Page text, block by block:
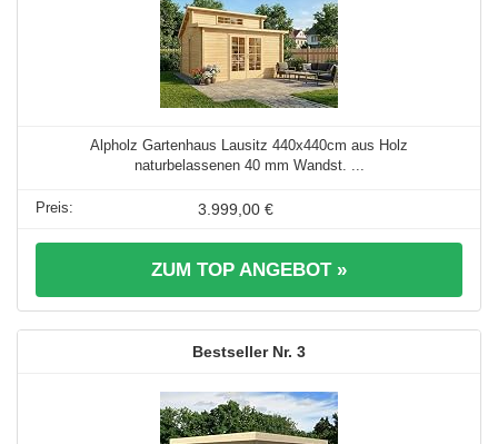
Alpholz Gartenhaus Lausitz 440x440cm aus Holz
naturbelassenen 40 mm Wandst. ...
3.999,00 €
ZUM TOP ANGEBOT »
3